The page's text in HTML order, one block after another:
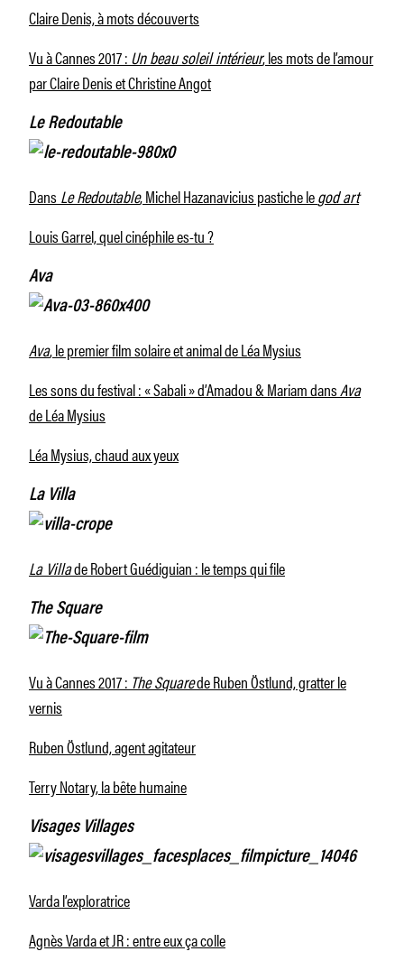
Claire Denis, à mots découverts
Vu à Cannes 2017 :Un beau soleil intérieur, les mots de l’amour
par Claire Denis et Christine Angot
Le Redoutable
DansLe Redoutable, Michel Hazanavicius pastiche legod art
Louis Garrel, quel cinéphile es-tu ?
Ava
Ava, le premier film solaire et animal de Léa Mysius
Les sons du festival : « Sabali » d’Amadou & Mariam dansAva
de Léa Mysius
Léa Mysius, chaud aux yeux
La Villa
La Villade Robert Guédiguian : le temps qui file
The Square
Vu à Cannes 2017 : The Squarede Ruben Östlund, gratter le
vernis
Ruben Östlund, agent agitateur
Terry Notary, la bête humaine
Visages Villages
Varda l’exploratrice
Agnès Varda et JR : entre eux ça colle